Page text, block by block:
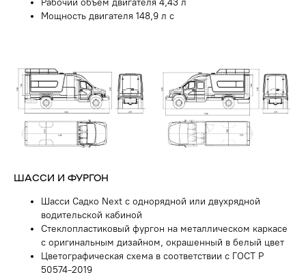
Рабочий объем двигателя 4,43 л
Мощность двигателя 148,9 л с
ШАССИ И ФУРГОН
Шасси Садко Next с однорядной или двухрядной
водительской кабиной
Стеклопластиковый фургон на металлическом каркасе
с оригинальным дизайном, окрашенный в белый цвет
Цветографическая схема в соответствии с ГОСТ Р
50574-2019